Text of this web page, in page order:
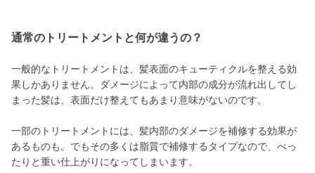
通常のトリートメントと何が違うの？
一般的なトリートメントは、髪表面のキューティクルを整える効
果しかありません。ダメージによって内部の成分が流れ出してし
まった髪は、表面だけ整えてもあまり意味がないのです。
一部のトリートメントには、髪内部のダメージを補修する効果が
あるものも。でもその多くは脂質で補修するタイプなので、べっ
たりと重い仕上がりになってしまいます。